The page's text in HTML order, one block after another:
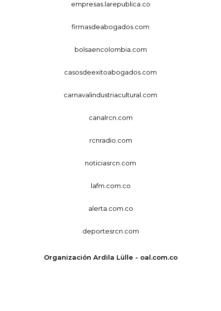
empresas.larepublica.co
firmasdeabogados.com
bolsaencolombia.com
casosdeexitoabogados.com
carnavalindustriacultural.com
canalrcn.com
rcnradio.com
noticiasrcn.com
lafm.com.co
alerta.com.co
deportesrcn.com
Organización Ardila Lülle - oal.com.co